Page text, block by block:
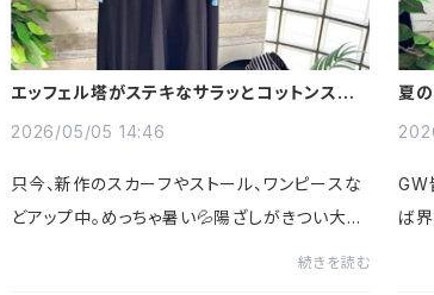
エッフェル塔がステキなサラッとコットンスト
2026/05/05 14:46
只今、新作のスカーフやストール、ワンピースな
どアップ中。めっちゃ暑い💦陽ざしがきつい大阪
続きを読む
夏
GW
ば